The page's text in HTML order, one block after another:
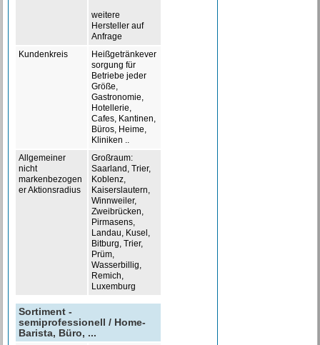
weitere
Hersteller auf
Anfrage
Kundenkreis
Heißgetränkever
sorgung für
Betriebe jeder
Größe,
Gastronomie,
Hotellerie,
Cafes, Kantinen,
Büros, Heime,
Kliniken ..
Allgemeiner
nicht
markenbezogen
er Aktionsradius
Großraum:
Saarland, Trier,
Koblenz,
Kaiserslautern,
Winnweiler,
Zweibrücken,
Pirmasens,
Landau, Kusel,
Bitburg, Trier,
Prüm,
Wasserbillig,
Remich,
Luxemburg
Sortiment -
semiprofessionell / Home-
Barista, Büro, ...